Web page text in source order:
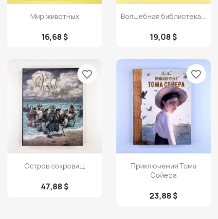
Просмотр
Мир животных
16,68 $
Просмотр
Волшебная библиотека...
19,08 $
Просмотр
Остров сокровищ
47,88 $
favorite_border
Просмотр
Приключения Тома
Сойера
23,88 $
favorite_border